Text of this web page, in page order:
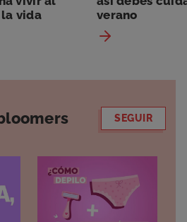
la vida
verano
SEGUIR